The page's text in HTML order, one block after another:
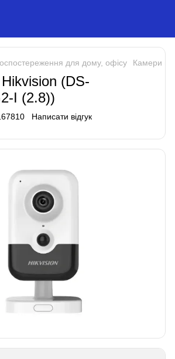
для дому, офісу Камери
(DS-
I (2.8))
Написати відгук